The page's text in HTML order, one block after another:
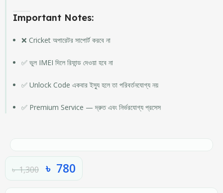
Important Notes:
❌ Cricket অপারেটর সাপোর্ট করবে না
✅ ভুল IMEI দিলে রিফান্ড দেওয়া হবে না
✅ Unlock Code একবার ইস্যু হলে তা পরিবর্তনযোগ্য নয়
✅ Premium Service — দ্রুত এবং নির্ভরযোগ্য প্রসেস
৳1,300 ৳ 780